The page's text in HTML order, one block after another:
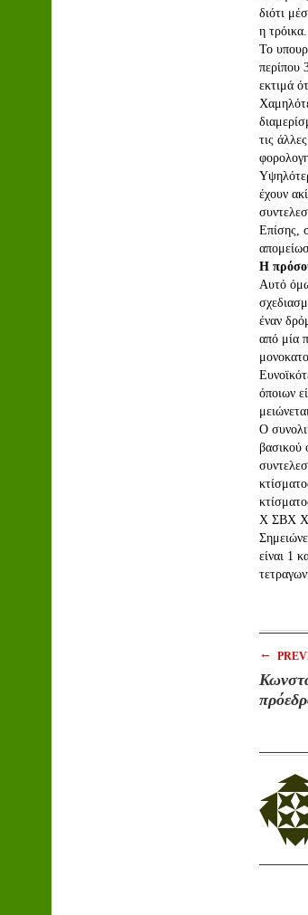
διότι
η τρόικα.
Το
περίπου
εκτιμά
τις
έχουν
Επίσης,
Η
Αυτό
έναν
από μία
όποιων
Ο
βασικού
Χ ΣΒΧ Χ
είναι 1
←